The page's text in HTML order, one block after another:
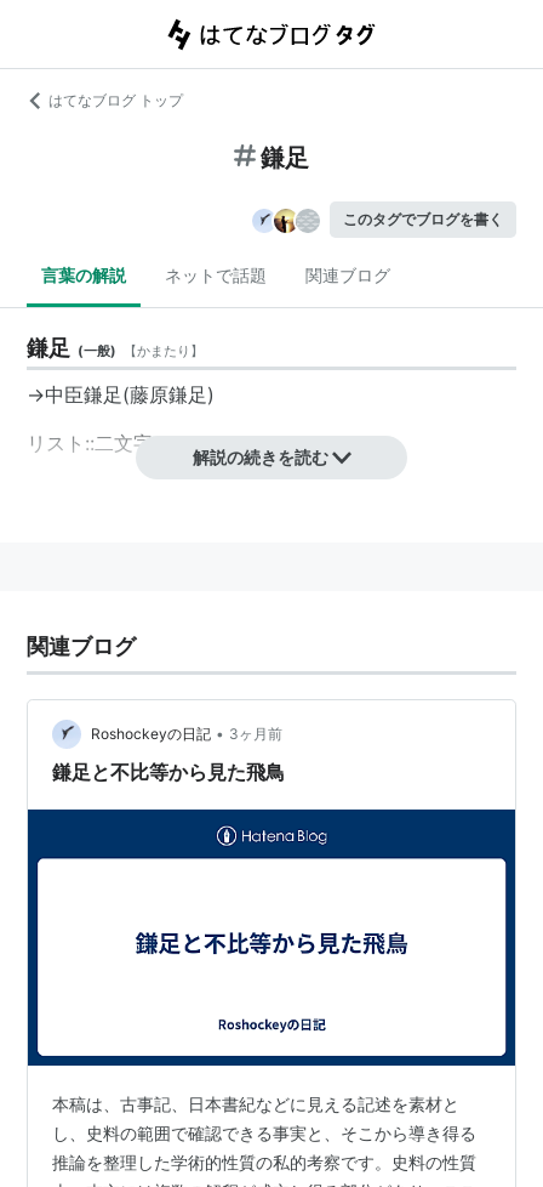
はてなブログ トップ
鎌足
このタグでブログを書く
言葉の解説 ネットで話題 関連ブログ
鎌足 (一般) 【かまたり 】
→中臣鎌足(藤原鎌足)
リスト::二文字キーワード
解説の続きを読む
関連ブログ
Roshockeyの日記 • 3ヶ月前
鎌足と不比等から見た飛鳥
本稿は、古事記、日本書紀などに見える記述を素材と
し、史料の範囲で確認できる事実と、そこから導き得る
推論を整理した学術的性質の私的考察です。史料の性質